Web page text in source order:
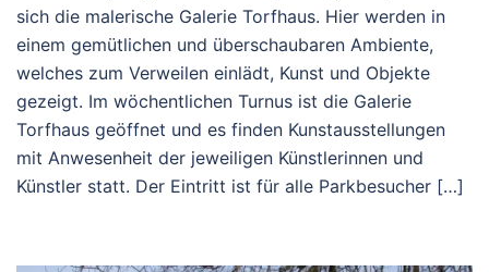
sich die malerische Galerie Torfhaus. Hier werden in
einem gemütlichen und überschaubaren Ambiente,
welches zum Verweilen einlädt, Kunst und Objekte
gezeigt. Im wöchentlichen Turnus ist die Galerie
Torfhaus geöffnet und es finden Kunstausstellungen
mit Anwesenheit der jeweiligen Künstlerinnen und
Künstler statt. Der Eintritt ist für alle Parkbesucher […]